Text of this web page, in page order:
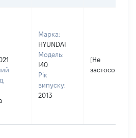
Марка:
HYUNDAI
Модель:
I40
Рік
випуску:
2013
[Не